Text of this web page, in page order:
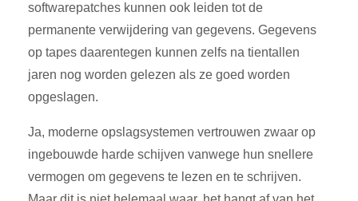
softwarepatches kunnen ook leiden tot de
permanente verwijdering van gegevens. Gegevens
op tapes daarentegen kunnen zelfs na tientallen
jaren nog worden gelezen als ze goed worden
opgeslagen.
Ja, moderne opslagsystemen vertrouwen zwaar op
ingebouwde harde schijven vanwege hun snellere
vermogen om gegevens te lezen en te schrijven.